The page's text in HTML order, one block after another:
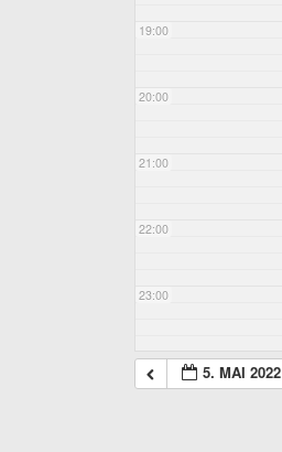
19:00
20:00
21:00
22:00
23:00
5. MAI 2022